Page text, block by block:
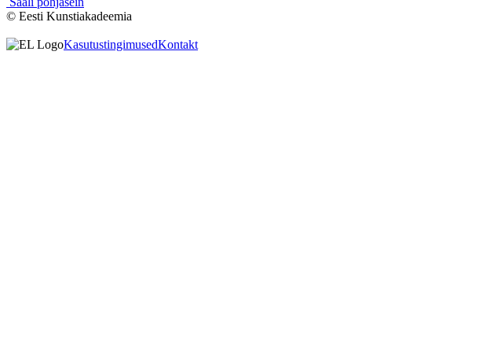
© Eesti Kunstiakadeemia
KasutustingimusedKontakt